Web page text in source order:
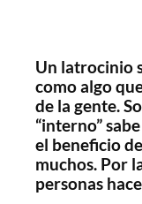
Un latrocinio
como algo
de la gente.
“interno”
el beneficio
muchos. Por
personas